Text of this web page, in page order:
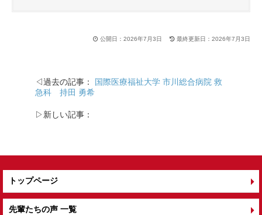
公開日：2026年7月3日 最終更新日：2026年7月3日
◁過去の記事：
国際医療福祉大学 市川総合病院 救
急科 持田 勇希
▷新しい記事：
トップページ
先輩たちの声 一覧